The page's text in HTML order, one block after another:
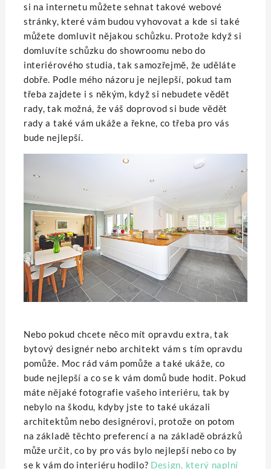
si na internetu můžete sehnat takové webové
stránky, které vám budou vyhovovat a kde si také
můžete domluvit nějakou schůzku. Protože když si
domluvíte schůzku do showroomu nebo do
interiérového studia, tak samozřejmě, že uděláte
dobře. Podle mého názoru je nejlepší, pokud tam
třeba zajdete i s někým, když si nebudete vědět
rady, tak možná, že váš doprovod si bude vědět
rady a také vám ukáže a řekne, co třeba pro vás
bude nejlepší.
Nebo pokud chcete něco mít opravdu extra, tak
bytový designér nebo architekt vám s tím opravdu
pomůže. Moc rád vám pomůže a také ukáže, co
bude nejlepší a co se k vám domů bude hodit. Pokud
máte nějaké fotografie vašeho interiéru, tak by
nebylo na škodu, kdyby jste to také ukázali
architektům nebo designérovi, protože on potom
na základě těchto preferencí a na základě obrázků
může určit, co by pro vás bylo nejlepší nebo co by
se k vám do interiéru hodilo? Design, který naplní